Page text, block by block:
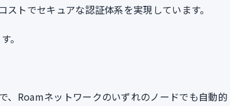
トでセキュアな認証体系を実現しています。
。
、Roamネットワークのいずれのノードでも自動的